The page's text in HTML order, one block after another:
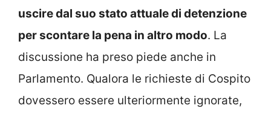
uscire dal suo stato attuale di detenzione
per scontare la pena in altro modo. La
discussione ha preso piede anche in
Parlamento. Qualora le richieste di Cospito
dovessero essere ulteriormente ignorate,